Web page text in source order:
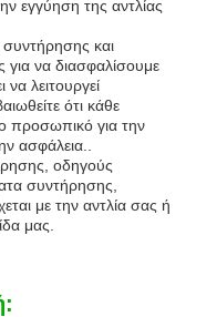
εγγύηση της αντλίας
και
να διασφαλίσουμε
να λειτουργεί
ότι κάθε
προσωπικό για την
ασφάλεια..
οδηγούς
συντήρησης,
με την αντλία σας ή
μας.